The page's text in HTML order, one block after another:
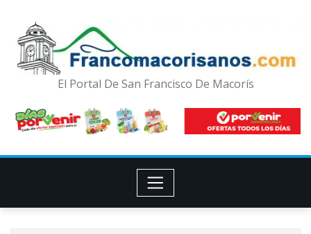
El Portal De San Francisco De Macorís